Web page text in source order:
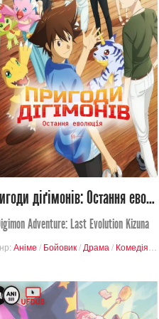
739
Переглядів
0 2
Пригоди діґімонів: Остання еволюція
Adventure: Last Evolution Kizuna
Аніме / Бойовик/ Драма / Комедія